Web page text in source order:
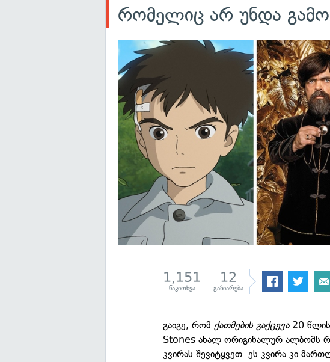
რომელიც არ უნდა
1,151
წაკითხვა
12
გაზიარება
გაიგე, რომქათმების გაქცევა20 წლის
Stones ახალ ორიგინალურ ალბომს
კვირას შევიტყვეთ. ეს კვირა კი